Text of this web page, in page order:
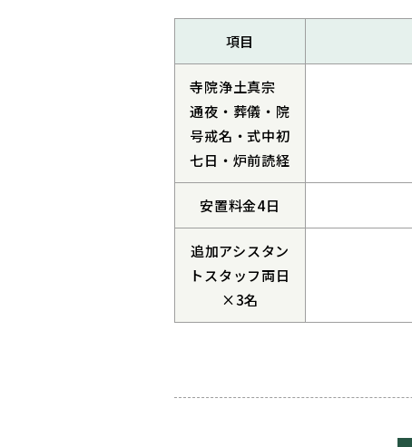
項目
寺院浄土真宗
通夜・葬儀・院
号戒名・式中初
七日・炉前読経
安置料金4日
追加アシスタン
トスタッフ両日
×3名